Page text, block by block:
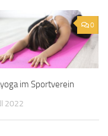
0
im Sportverein
2022